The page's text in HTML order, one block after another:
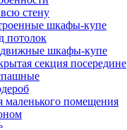
стену
шкафы-купе
потолок
шкафы-купе
секция посередине
маленького помещения